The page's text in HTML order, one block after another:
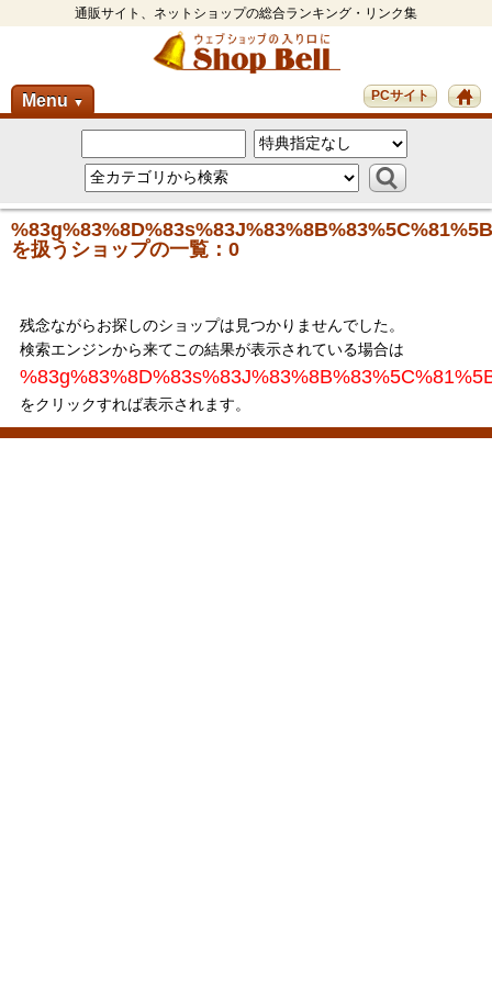
通販サイト、ネットショップの総合ランキング・リンク集
Menu ▼ PCサイト
を扱うショップの一覧：0
残念ながらお探しのショップは見つかりませんでした。
検索エンジンから来てこの結果が表示されている場合は
をクリックすれば表示されます。